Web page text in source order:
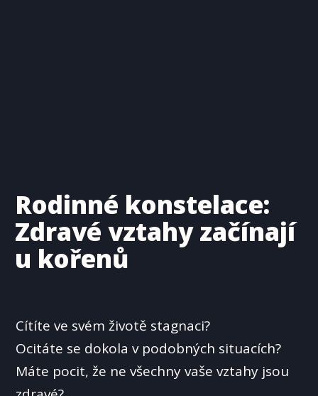
Rodinné konstelace:
Zdravé vztahy začínají
u kořenů
Cítíte ve svém životě stagnaci?
Ocitáte se dokola v podobných situacích?
Máte pocit, že ne všechny vaše vztahy jsou